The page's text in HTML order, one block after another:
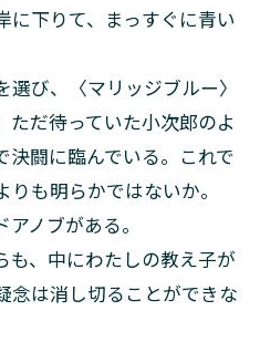
に下りて、まっすぐに青い
び、〈マリッジブルー〉
ただ待っていた小次郎のよ
決闘に臨んでいる。これで
も明らかではないか。
ノブがある。
も、中にわたしの教え子が
念は消し切ることができな